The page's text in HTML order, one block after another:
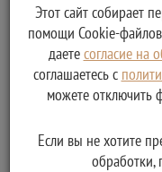
Этот сайт собирает
помощи Cookie-
даетесогласие на
соглашаетесь с
можете отключить
Если вы не хотите
обработки,